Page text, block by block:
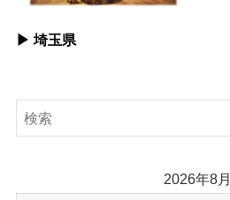
▶︎ 埼玉県
2026年8月